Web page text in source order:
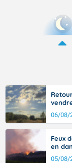
06/08/
Feux
en
05/08/